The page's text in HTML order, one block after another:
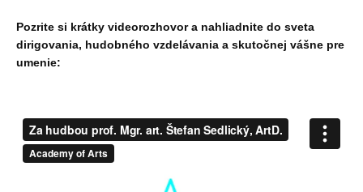
Pozrite si krátky videorozhovor a nahliadnite do sveta
dirigovania, hudobného vzdelávania a skutočnej vášne pre
umenie: